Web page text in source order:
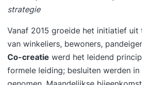
strategie
Vanaf 2015 groeide het initiatief uit
van winkeliers, bewoners,
Co-creatie werd het leidend
formele leiding; besluiten werden